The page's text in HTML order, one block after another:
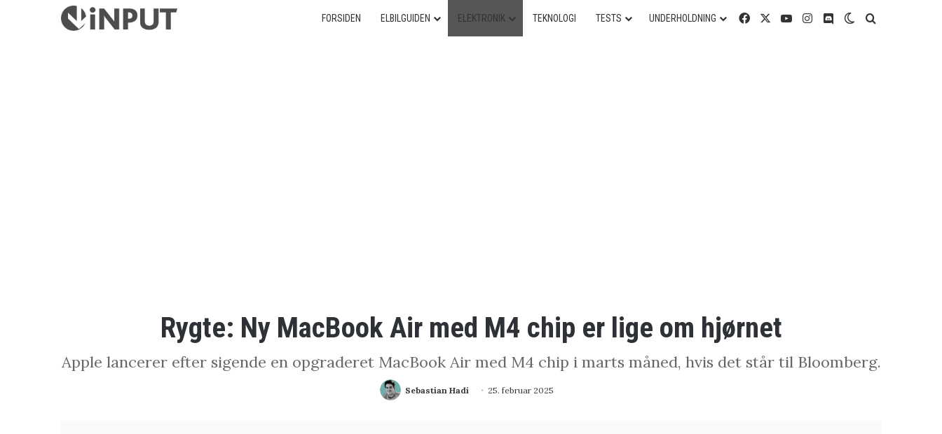
FORSIDEN ELBILGUIDEN ELEKTRONIK TEKNOLOGI TESTS UNDERHOLDNING FacebookYouTubeInstagram
DiscordSwitch skin
Rygte: Ny MacBook Air med M4 chip er lige om hjørnet
Apple lancerer efter sigende en opgraderet MacBook Air med M4 chip i marts måned, hvis det står til Bloomberg.
Sebastian Hadi 25. februar 2025